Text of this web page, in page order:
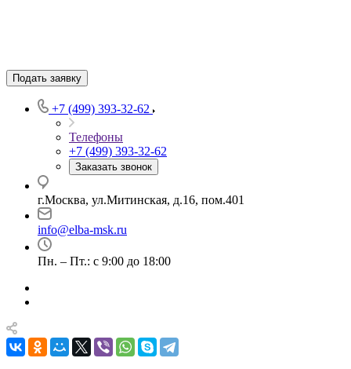
Подать заявку
+7 (499) 393-32-62
Телефоны
+7 (499) 393-32-62
Заказать звонок
г.Москва, ул.Митинская, д.16, пом.401
info@elba-msk.ru
Пн. – Пт.: с 9:00 до 18:00